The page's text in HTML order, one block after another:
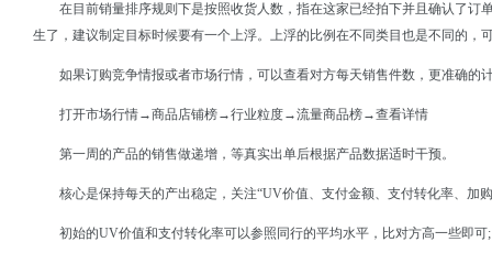
在目前销量排序规则下是按照收货人数，指在这家已经拍下并且确认了
生了，建议制定目标时候要有一个上浮。上浮的比例在不同类目也是不同的，
如果订购竞争情报或者市场行情，可以查看对方每天销售件数，更准确的
打开市场行情→商品店铺榜→行业粒度→流量商品榜→查看详情
第一周的产品的销售做递增，等真实出单后根据产品数据适时干预。
核心是保持每天的产出稳定，关注“UV价值、支付金额、支付转化率、加
初始的UV价值和支付转化率可以参照同行的平均水平，比对方高一些即可;